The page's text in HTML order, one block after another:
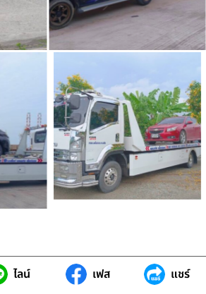
ไลน์ เฟส แชร์